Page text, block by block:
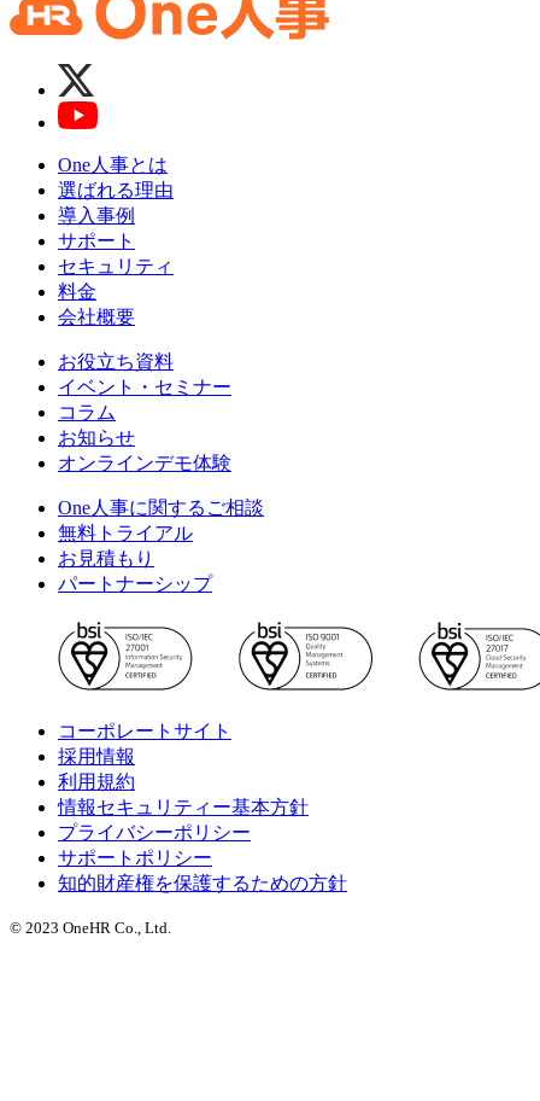
One人事とは
選ばれる理由
導入事例
サポート
セキュリティ
料金
会社概要
お役立ち資料
イベント・セミナー
コラム
お知らせ
オンラインデモ体験
One人事に関するご相談
無料トライアル
お見積もり
パートナーシップ
コーポレートサイト
採用情報
利用規約
情報セキュリティー基本方針
プライバシーポリシー
サポートポリシー
知的財産権を保護するための方針
© 2023 OneHR Co., Ltd.